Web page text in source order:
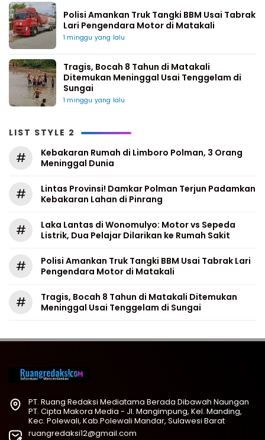
Polisi Amankan Truk Tangki BBM Usai Tabrak
Lari Pengendara Motor di Matakali
1 minggu yang lalu
Tragis, Bocah 8 Tahun di Matakali
Ditemukan Meninggal Usai Tenggelam di
Sungai
1 minggu yang lalu
LIST STYLE 2
#
Kebakaran Rumah di Limboro Polman, 3 Orang
Meninggal Dunia
#
Lintas Provinsi! Damkar Polman Terjun Padamkan
Kebakaran Lahan di Pinrang
#
Laka Lantas di Wonomulyo: Motor vs Sepeda
Listrik, Dua Pelajar Dilarikan ke Rumah Sakit
#
Polisi Amankan Truk Tangki BBM Usai Tabrak Lari
Pengendara Motor di Matakali
#
Tragis, Bocah 8 Tahun di Matakali Ditemukan
Meninggal Usai Tenggelam di Sungai
PT. Ruang Redaksi Mediatama Berada Dibawah Naungan
PT. Cipta Makora Media - Jl. Mangimpung, Kel. Manding,
Kec. Polewali, Kab.Polewali Mandar, Sulawesi Barat
ruangredaksi12@gmail.com